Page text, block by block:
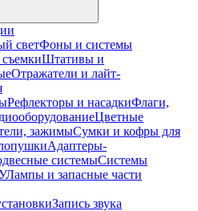
светФоны и системы
Штативы и
Отражатели и лайт-
Рефлекторы и насадкиФлаги,
Цветные
зажимыСумки и кофры для
Адаптеры-
системыСистемы
Лампы и запасные части
Запись звука